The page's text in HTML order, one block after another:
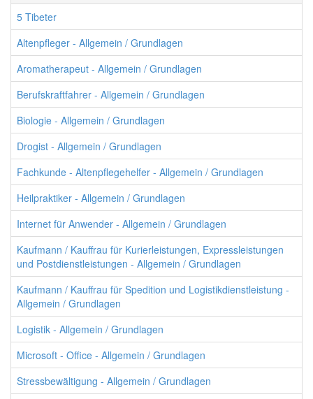
5 Tibeter
Altenpfleger - Allgemein / Grundlagen
Aromatherapeut - Allgemein / Grundlagen
Berufskraftfahrer - Allgemein / Grundlagen
Biologie - Allgemein / Grundlagen
Drogist - Allgemein / Grundlagen
Fachkunde - Altenpflegehelfer - Allgemein / Grundlagen
Heilpraktiker - Allgemein / Grundlagen
Internet für Anwender - Allgemein / Grundlagen
Kaufmann / Kauffrau für Kurierleistungen, Expressleistungen
und Postdienstleistungen - Allgemein / Grundlagen
Kaufmann / Kauffrau für Spedition und Logistikdienstleistung -
Allgemein / Grundlagen
Logistik - Allgemein / Grundlagen
Microsoft - Office - Allgemein / Grundlagen
Stressbewältigung - Allgemein / Grundlagen